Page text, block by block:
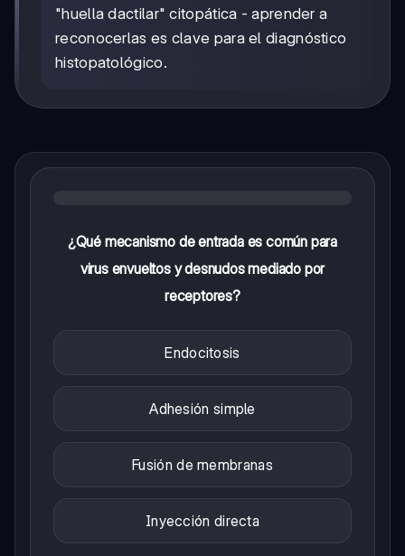
"huella dactilar" citopática - aprender a
reconocerlas es clave para el diagnóstico
histopatológico.
¿Qué mecanismo de entrada es común para
virus envueltos y desnudos mediado por
receptores?
Endocitosis
Adhesión simple
Fusión de membranas
Inyección directa